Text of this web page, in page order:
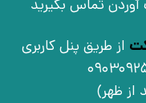
از طریق پنل کاربری